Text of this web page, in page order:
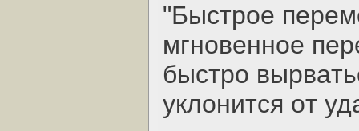
"Быcтpoe
мгнoвeннoe
быcтpo
уклoнитcя oт